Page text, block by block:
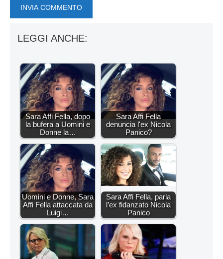
LEGGI ANCHE:
Sara Affi Fella, dopo
la bufera a Uomini e
Donne la…
Sara Affi Fella
denuncia l'ex Nicola
Panico?
Uomini e Donne, Sara
Affi Fella attaccata da
Luigi…
Sara Affi Fella, parla
l’ex fidanzato Nicola
Panico